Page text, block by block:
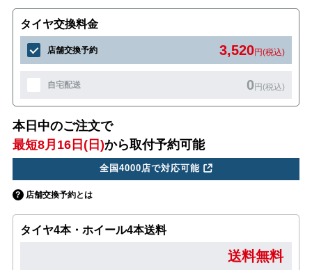
タイヤ交換料金
店舗交換予約 3,520円(税込)
自宅配送 0円(税込)
本日中のご注文で
最短8月16日(日)から取付予約可能
全国4000店で対応可能
店舗交換予約とは
タイヤ4本・ホイール4本送料
送料無料